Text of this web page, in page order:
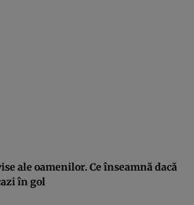
ale oamenilor. Ce înseamnă dacă
în gol